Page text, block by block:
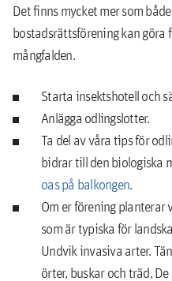
Det finns mycket mer som
bostadsrättsförening kan
mångfalden.
Starta insektshotell och
Anlägga odlingslotter.
Ta del av våra tips för
bidrar till den biologiska
oas på balkongen.
Om er förening
som är typiska för
Undvik invasiva arter.
örter, buskar och träd,